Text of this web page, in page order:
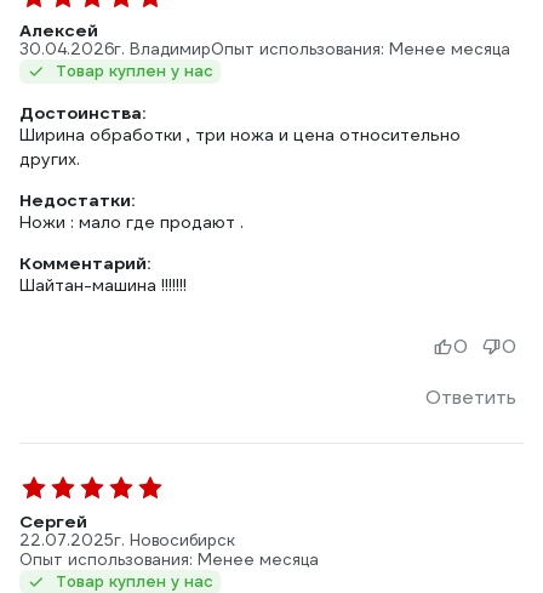
Алексей
30.04.2026г. ВладимирОпыт использования: Менее месяца
Товар куплен у нас
Достоинства:
Ширина обработки , три ножа и цена относительно
других.
Недостатки:
Ножи : мало где продают .
Комментарий:
Шайтан-машина !!!!!!!
Ответить
0 0
Сергей
22.07.2025г. Новосибирск
Опыт использования: Менее месяца
Товар куплен у нас